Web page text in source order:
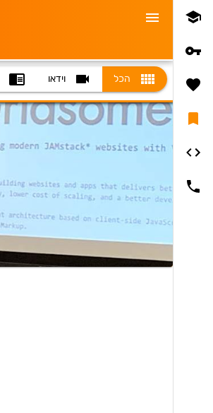
הכל וידאו